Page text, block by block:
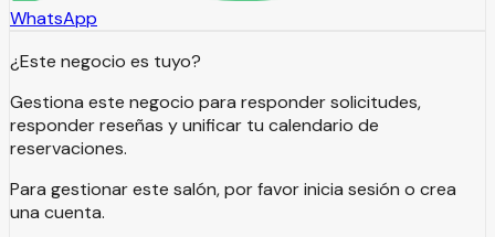
WhatsApp
¿Este negocio es tuyo?
Gestiona este negocio para responder solicitudes,
responder reseñas y unificar tu calendario de
reservaciones.
Para gestionar este salón, por favor inicia sesión o crea
una cuenta.